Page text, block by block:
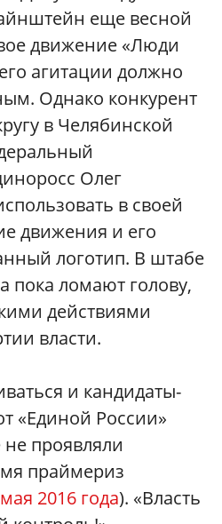
еще весной
движение «Люди
агитации должно
Однако конкурент
в Челябинской
Олег
в своей
движения и его
логотип. В штабе
пока ломают голову,
действиями
власти.
и кандидаты-
«Единой России»
проявляли
праймериз
2016 года). «Власть